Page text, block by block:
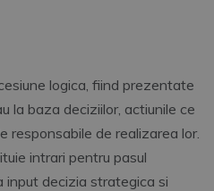
logica, fiind prezentate
la baza deciziilor, actiunile ce
responsabile de realizarea lor.
intrari pentru pasul
input decizia strategica si